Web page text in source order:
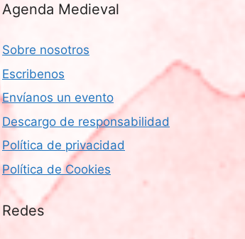
Agenda Medieval
Sobre nosotros
Escribenos
Envíanos un evento
Descargo de responsabilidad
Política de privacidad
Política de Cookies
Redes